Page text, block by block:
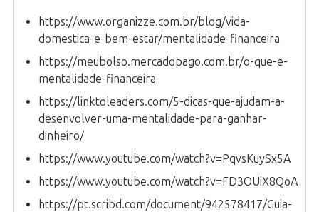
https://www.organizze.com.br/blog/vida-
domestica-e-bem-estar/mentalidade-financeira
https://meubolso.mercadopago.com.br/o-que-e-
mentalidade-financeira
https://linktoleaders.com/5-dicas-que-ajudam-a-
desenvolver-uma-mentalidade-para-ganhar-
dinheiro/
https://www.youtube.com/watch?v=PqvsKuySx5A
https://www.youtube.com/watch?v=FD3OUiX8QoA
https://pt.scribd.com/document/942578417/Guia-